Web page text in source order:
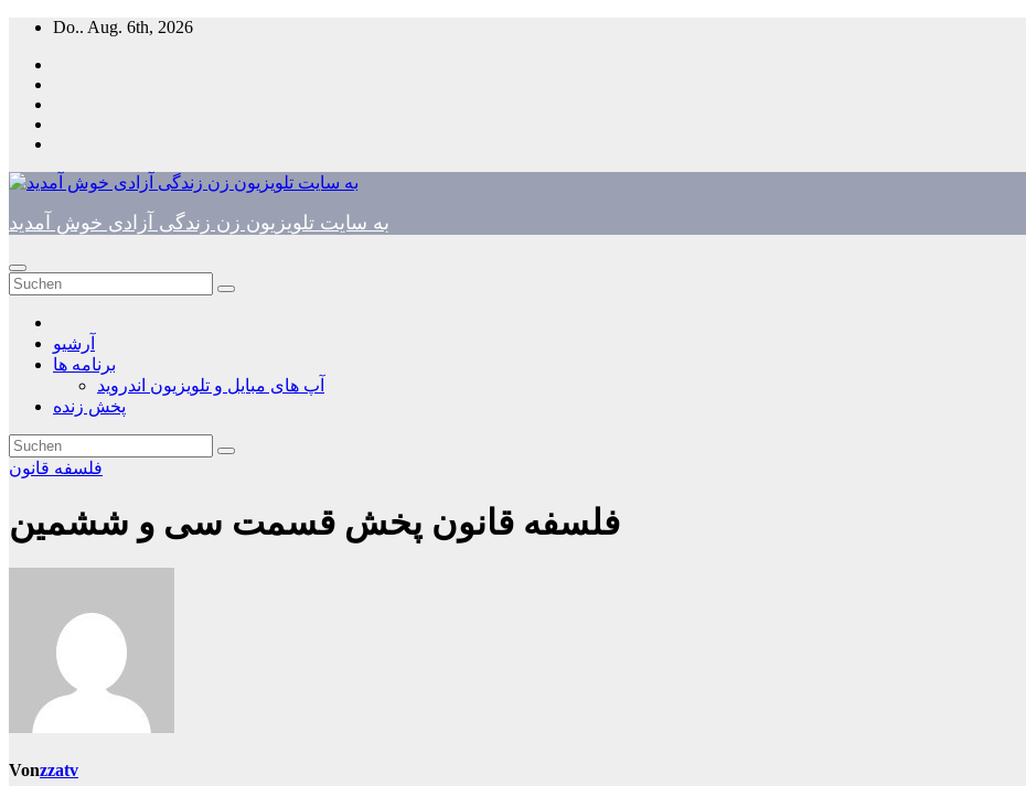
Zum
springen
Do.. Aug. 6th, 2026
به سایت تلویزیون زن زندگی آزادی خوش آمدید
آرشیو
برنامه ها
آپ های مبایل و تلویزیون اندروید
پخش زنده
فلسفه قانون
فلسفه قانون پخش قسمت سی و ششمین
Vonzzatv